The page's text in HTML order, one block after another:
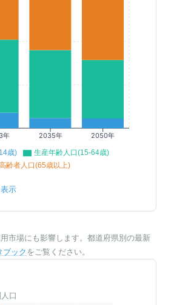
年 2035年 2050年
歳)
生産年齢人口(15-64歳)
齢者人口(65歳以上)
示
市場にも影響します。都道府県別の最新
ブックをご覧ください。
口